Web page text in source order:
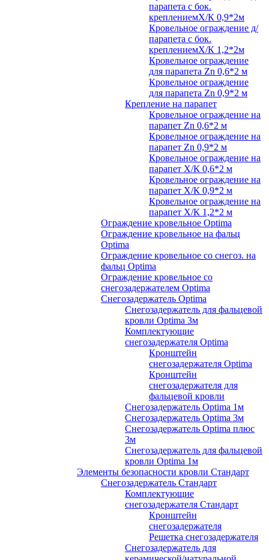
парапета с бок.
креплениемХ/К 0,9*2м
Кровельное ограждение д/
парапета с бок.
креплениемХ/К 1,2*2м
Кровельное ограждение
для парапета Zn 0,6*2 м
Кровельное ограждение
для парапета Zn 0,9*2 м
Крепление на парапет
Кровельное ограждение на
парапет Zn 0,6*2 м
Кровельное ограждение на
парапет Zn 0,9*2 м
Кровельное ограждение на
парапет Х/К 0,6*2 м
Кровельное ограждение на
парапет Х/К 0,9*2 м
Кровельное ограждение на
парапет Х/К 1,2*2 м
Ограждение кровельное Optima
Ограждение кровельное на фальц
Optima
Ограждение кровельное со снегоз. на
фальц Optima
Ограждение кровельное со
снегозадержателем Optima
Снегозадержатель Optima
Снегозадержатель для фальцевой
кровли Optima 3м
Комплектующие
снегозадержателя Optima
Кронштейн
снегозадержателя Optima
Кронштейн
снегозадержателя для
фальцевой кровли
Снегозадержатель Optima 1м
Снегозадержатель Optima 3м
Снегозадержатель Optima плюс
3м
Снегозадержатель для фальцевой
кровли Optima 1м
Элементы безопасности кровли Стандарт
Снегозадержатель Стандарт
Комплектующие
снегозадержателя Стандарт
Кронштейн
снегозадержателя
Решетка снегозадержателя
Снегозадержатель для